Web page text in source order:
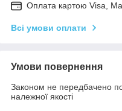
Оплата картою Visa,
Всі умови оплати
Умови повернення
Законом не передбачено
належної якості